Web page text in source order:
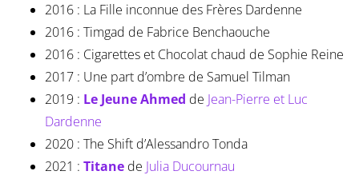
2016 : La Fille inconnue des Frères Dardenne
2016 : Timgad de Fabrice Benchaouche
2016 : Cigarettes et Chocolat chaud de Sophie Reine
2017 : Une part d’ombre de Samuel Tilman
2019 : Le Jeune Ahmed de Jean-Pierre et Luc
Dardenne
2020 : The Shift d’Alessandro Tonda
2021 : Titanede Julia Ducournau